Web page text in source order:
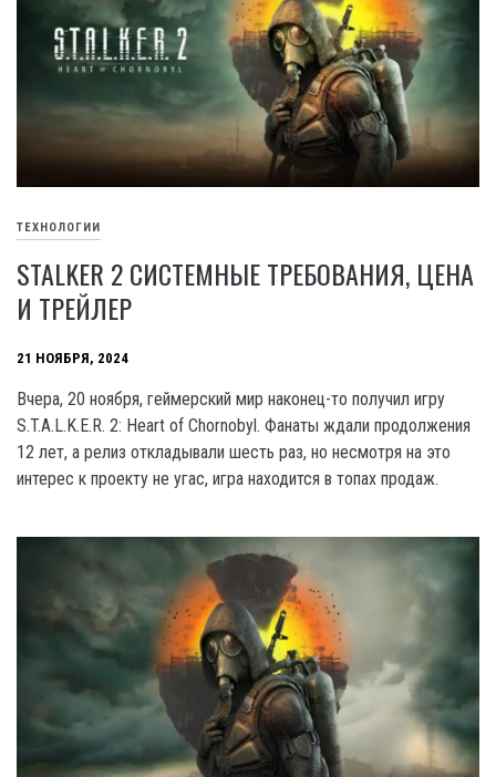
ТЕХНОЛОГИИ
STALKER 2 СИСТЕМНЫЕ ТРЕБОВАНИЯ, ЦЕНА
И ТРЕЙЛЕР
21 НОЯБРЯ, 2024
Вчера, 20 ноября, геймерский мир наконец-то получил игру
S.T.A.L.K.E.R. 2: Heart of Chornobyl. Фанаты ждали продолжения
12 лет, а релиз откладывали шесть раз, но несмотря на это
интерес к проекту не угас, игра находится в топах продаж.